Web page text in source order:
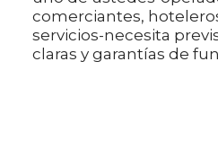
comerciantes,
servicios-necesita
claras y garantías de